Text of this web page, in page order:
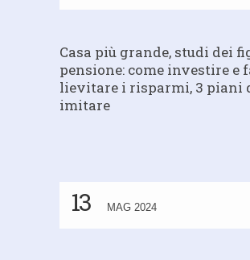
Casa più grande, studi dei
pensione: come investire e
lievitare i risparmi, 3 piani
imitare
13 MAG 2024